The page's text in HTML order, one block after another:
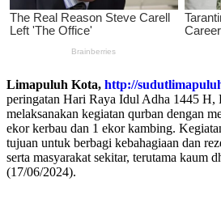
Limapuluh Kota, http://
peringatan Hari Raya Idul Adha 1445 H,
melaksanakan kegiatan qurban dengan
ekor kerbau dan 1 ekor kambing.
tujuan untuk berbagi kebahagiaan dan
serta masyarakat sekitar, terutama kaum
(17/06/2024).